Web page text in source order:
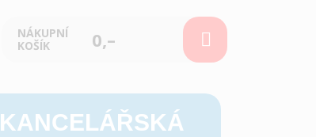
NÁKUPNÍ
KOŠÍK
0,–
KANCELÁŘSKÁ